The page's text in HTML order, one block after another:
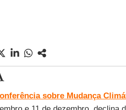
sobre Mudança